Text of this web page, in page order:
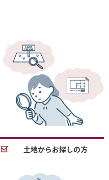
土地からお探しの方